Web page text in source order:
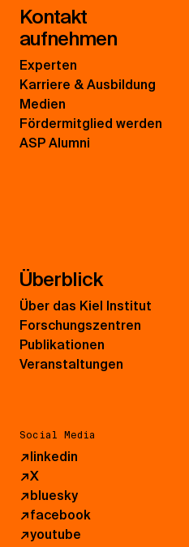
Kontakt
aufnehmen
Experten
Karriere & Ausbildung
Medien
Fördermitglied werden
ASP Alumni
Überblick
Über das Kiel Institut
Forschungszentren
Publikationen
Veranstaltungen
Social Media
↗linkedin
↗X
↗bluesky
↗facebook
↗youtube